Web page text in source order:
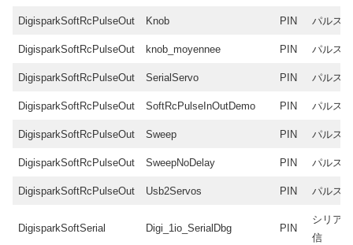
DigisparkSoftRcPulseOut Knob PIN パルス
DigisparkSoftRcPulseOut knob_moyennee PIN パルス
DigisparkSoftRcPulseOut SerialServo PIN パルス
DigisparkSoftRcPulseOut SoftRcPulseInOutDemo PIN パルス
DigisparkSoftRcPulseOut Sweep PIN パルス
DigisparkSoftRcPulseOut SweepNoDelay PIN パルス
DigisparkSoftRcPulseOut Usb2Servos PIN パルス
DigisparkSoftSerial Digi_1io_SerialDbg PIN
シリア
信